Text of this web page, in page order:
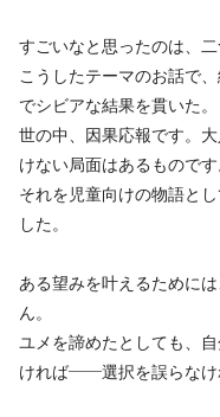
すごいなと思ったのは、二
こうしたテーマのお話で
でシビアな結果を貫いた。
世の中、因果応報です。
けない局面はあるものです
それを児童向けの物語と
した。
ある望みを叶えるために
ん。
ユメを諦めたとしても、
ければ——選択を誤らなけ